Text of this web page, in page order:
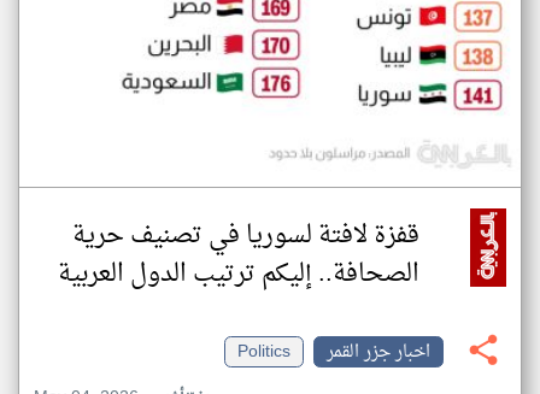
قفزة لافتة لسوريا في تصنيف حرية
الصحافة.. إليكم ترتيب الدول العربية
اخبار جزر القمر
Politics